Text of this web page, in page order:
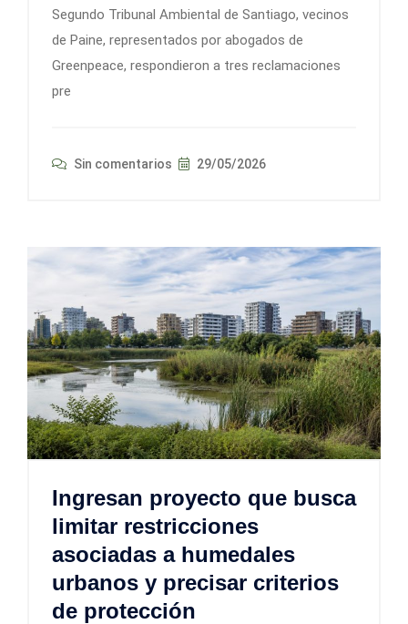
Segundo Tribunal Ambiental de Santiago, vecinos
de Paine, representados por abogados de
Greenpeace, respondieron a tres reclamaciones
pre
Sin comentarios 29/05/2026
Ingresan proyecto que busca
limitar restricciones
asociadas a humedales
urbanos y precisar criterios
de protección